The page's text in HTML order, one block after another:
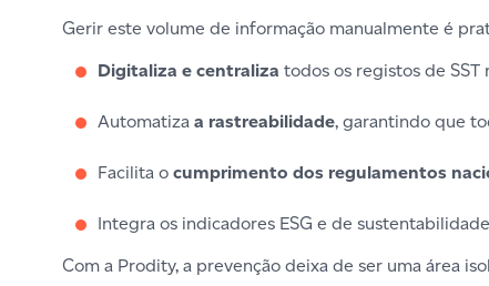
Gerir este volume de informação manualmente é
Digitaliza e centraliza todos os registos de
Automatiza a rastreabilidade, garantindo que
Facilita o cumprimento dos regulamentos
Integra os indicadores ESG e de
Com a Prodity, a prevenção deixa de ser uma área